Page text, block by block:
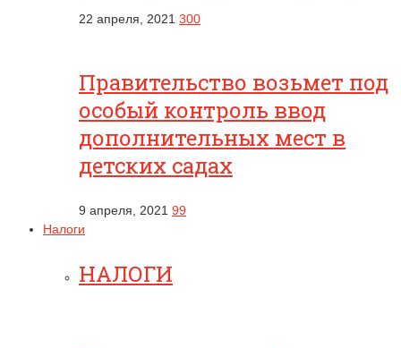
22 апреля, 2021 300
Правительство возьмет под
особый контроль ввод
дополнительных мест в
детских садах
9 апреля, 2021 99
Налоги
НАЛОГИ